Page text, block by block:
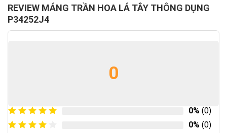
REVIEW MÁNG TRẦN HOA LÁ TÂY THÔNG DỤNG
P34252J4
0
0% (0)
0% (0)